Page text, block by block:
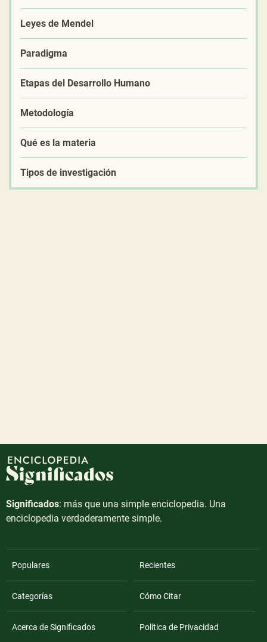
Leyes de Mendel
Paradigma
Etapas del Desarrollo Humano
Metodología
Qué es la materia
Tipos de investigación
Significados: más que una simple enciclopedia. Una
enciclopedia verdaderamente simple.
Populares Recientes
Categorías Cómo Citar
Acerca de Significados Política de Privacidad